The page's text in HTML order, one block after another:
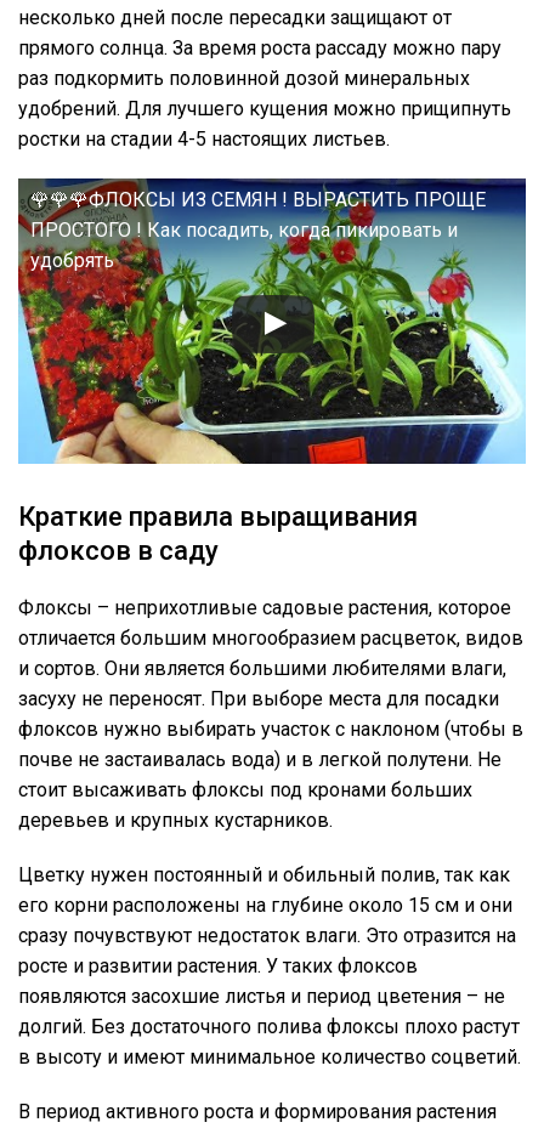
несколько дней после пересадки защищают от
прямого солнца. За время роста рассаду можно пару
раз подкормить половинной дозой минеральных
удобрений. Для лучшего кущения можно прищипнуть
ростки на стадии 4-5 настоящих листьев.
🌹🌹🌹ФЛОКСЫ ИЗ СЕМЯН ! ВЫРАСТИТЬ ПРОЩЕ
ПРОСТОГО ! Как посадить, когда пикировать и
удобрять
Краткие правила выращивания
флоксов в саду
Флоксы – неприхотливые садовые растения, которое
отличается большим многообразием расцветок, видов
и сортов. Они является большими любителями влаги,
засуху не переносят. При выборе места для посадки
флоксов нужно выбирать участок с наклоном (чтобы в
почве не застаивалась вода) и в легкой полутени. Не
стоит высаживать флоксы под кронами больших
деревьев и крупных кустарников.
Цветку нужен постоянный и обильный полив, так как
его корни расположены на глубине около 15 см и они
сразу почувствуют недостаток влаги. Это отразится на
росте и развитии растения. У таких флоксов
появляются засохшие листья и период цветения – не
долгий. Без достаточного полива флоксы плохо растут
в высоту и имеют минимальное количество соцветий.
В период активного роста и формирования растения